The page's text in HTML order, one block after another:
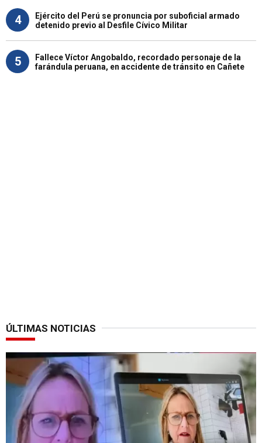
4
Ejército del Perú se pronuncia por suboficial armado
detenido previo al Desfile Cívico Militar
5
Fallece Víctor Angobaldo, recordado personaje de la
farándula peruana, en accidente de tránsito en Cañete
ÚLTIMAS NOTICIAS